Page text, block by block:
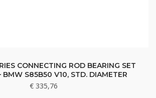
CONNECTING ROD BEARING SET
BMW S85B50 V10, STD. DIAMETER
€ 335,76